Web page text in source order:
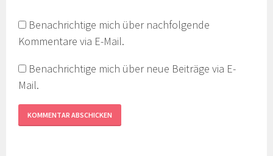
Benachrichtige mich über nachfolgende
Kommentare via E-Mail.
Benachrichtige mich über neue Beiträge via E-
Mail.